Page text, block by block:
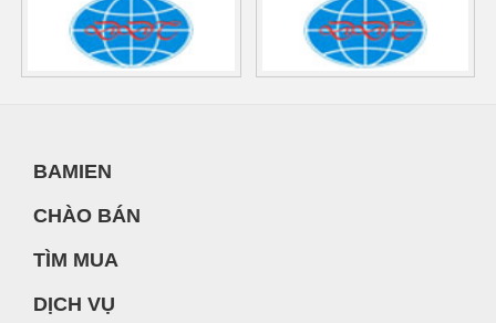
BAMIEN
CHÀO BÁN
TÌM MUA
DỊCH VỤ